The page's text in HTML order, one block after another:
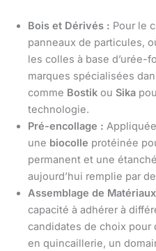
Bois et Dérivés : Pour le
panneaux de particules,
les colles à base d’urée-
marques spécialisées
comme Bostik ou Sika
technologie.
Pré-encollage :
une biocolle protéinée
permanent et une
aujourd’hui remplie par
Assemblage de
capacité à adhérer à
candidates de choix pour
en quincaillerie, un